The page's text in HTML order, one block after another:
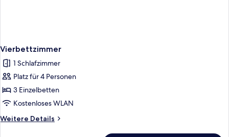
Vierbettzimmer
1 Schlafzimmer
Platz für 4 Personen
3 Einzelbetten
Kostenloses WLAN
Weitere Details
Weitere